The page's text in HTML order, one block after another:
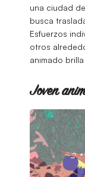
una ciudad
busca
Esfuerzos
otros
animado
Joven